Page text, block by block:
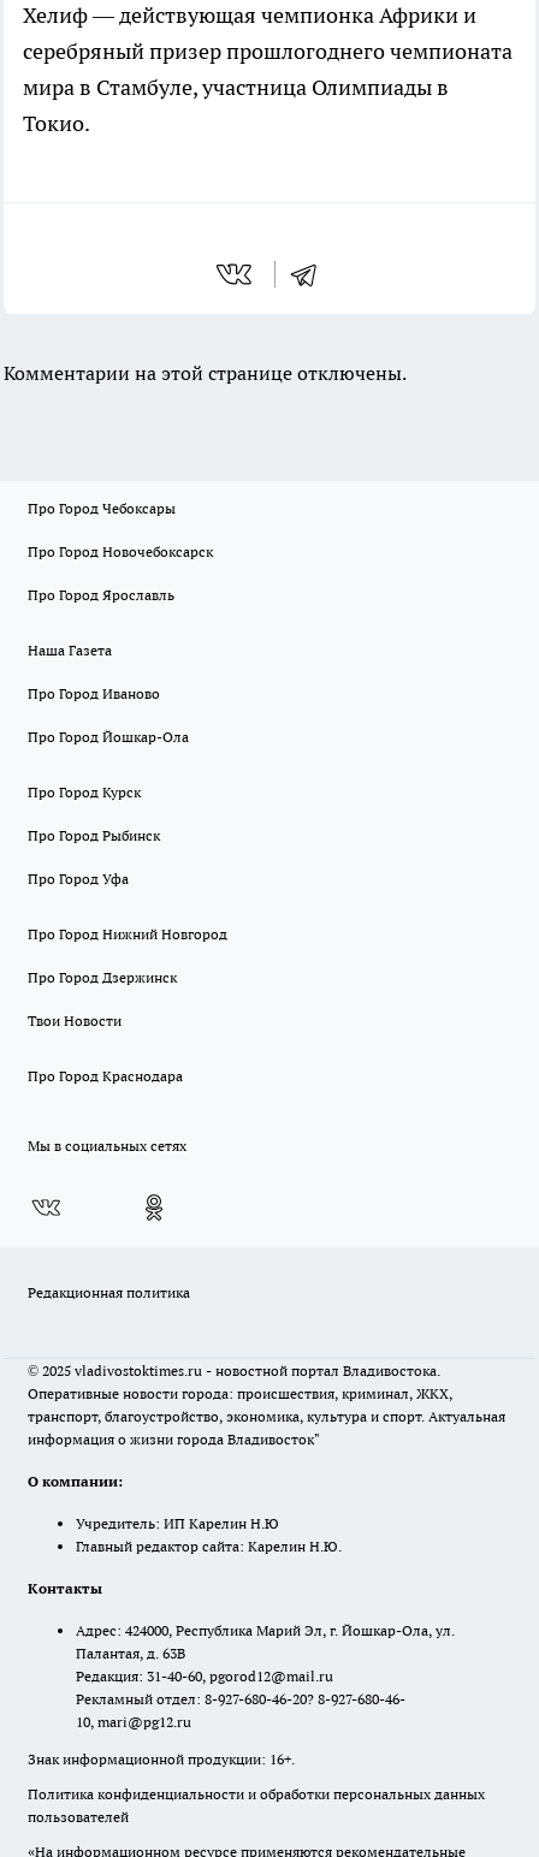
Хелиф — действующая чемпионка Африки и
серебряный призер прошлогоднего чемпионата
мира в Стамбуле, участница Олимпиады в
Токио.
Комментарии на этой странице отключены.
Про Город Чебоксары
Про Город Новочебоксарск
Про Город Ярославль
Наша Газета
Про Город Иваново
Про Город Йошкар-Ола
Про Город Курск
Про Город Рыбинск
Про Город Уфа
Про Город Нижний Новгород
Про Город Дзержинск
Твои Новости
Про Город Краснодара
Мы в социальных сетях
Редакционная политика
© 2025 vladivostoktimes.ru - новостной портал Владивостока.
Оперативные новости города: происшествия, криминал, ЖКХ,
транспорт, благоустройство, экономика, культура и спорт. Актуальная
информация о жизни города Владивосток"
О компании:
Учредитель: ИП Карелин Н.Ю
Главный редактор сайта: Карелин Н.Ю.
Контакты
Адрес: 424000, Республика Марий Эл, г. Йошкар-Ола, ул.
Палантая, д. 63В
Редакция: 31-40-60, pgorod12@mail.ru
Рекламный отдел: 8-927-680-46-20? 8-927-680-46-
10, mari@pg12.ru
Знак информационной продукции: 16+.
Политика конфиденциальности и обработки персональных данных
пользователей
«На информационном ресурсе применяются рекомендательные